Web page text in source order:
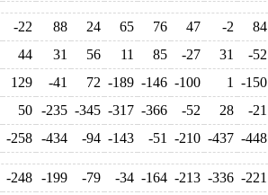
-22 88 24 65 76 47 -2 84
44 31 56 11 85 -27 31 -52
129 -41 72 -189 -146 -100 1 -150
50 -235 -345 -317 -366 -52 28 -21
-258 -434 -94 -143 -51 -210 -437 -448
-248 -199 -79 -34 -164 -213 -336 -221